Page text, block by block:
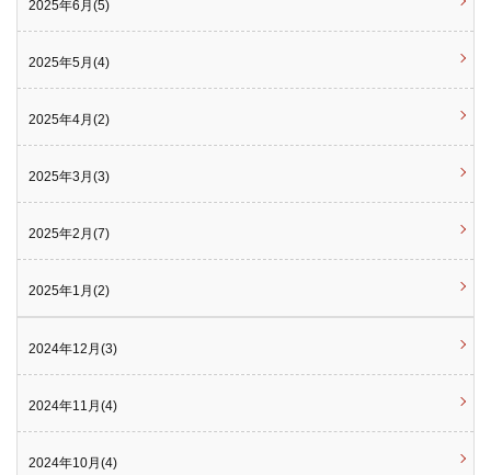
2025年6月(5)
2025年5月(4)
2025年4月(2)
2025年3月(3)
2025年2月(7)
2025年1月(2)
2024年12月(3)
2024年11月(4)
2024年10月(4)